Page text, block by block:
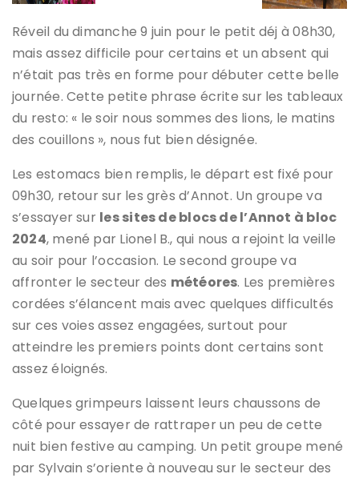
Réveil du dimanche 9 juin pour le petit déj à 08h30,
mais assez difficile pour certains et un absent qui
n’était pas très en forme pour débuter cette belle
journée. Cette petite phrase écrite sur les tableaux
du resto: « le soir nous sommes des lions, le matins
des couillons », nous fut bien désignée.
Les estomacs bien remplis, le départ est fixé pour
09h30, retour sur les grès d’Annot. Un groupe va
s’essayer sur les sites de blocs de l’Annot à bloc
2024, mené par Lionel B., qui nous a rejoint la veille
au soir pour l’occasion. Le second groupe va
affronter le secteur des météores. Les premières
cordées s’élancent mais avec quelques difficultés
sur ces voies assez engagées, surtout pour
atteindre les premiers points dont certains sont
assez éloignés.
Quelques grimpeurs laissent leurs chaussons de
côté pour essayer de rattraper un peu de cette
nuit bien festive au camping. Un petit groupe mené
par Sylvain s’oriente à nouveau sur le secteur des